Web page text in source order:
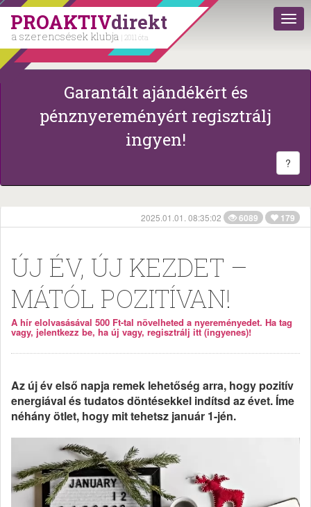
PROAKTIVdirekt
a szerencsések klubja | 2011 óta
Garantált ajándékért és
pénznyereményért regisztrálj
ingyen!
?
2025.01.01. 08:35:02 6089 179
ÚJ ÉV, ÚJ KEZDET –
MÁTÓL POZITÍVAN!
A hír elolvasásával 500 Ft-tal növelheted a nyereményedet. Ha tag
vagy, jelentkezz be, ha új vagy, regisztrálj itt (ingyenes)!
Az új év első napja remek lehetőség arra, hogy pozitív
energiával és tudatos döntésekkel indítsd az évet. Íme
néhány ötlet, hogy mit tehetsz január 1-jén.